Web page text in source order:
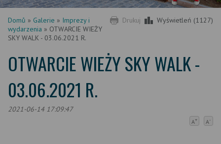
Drukuj Wyświetleń (1127)
Domů » Galerie » Imprezy i
wydarzenia » OTWARCIE WIEŻY
SKY WALK - 03.06.2021 R.
OTWARCIE WIEŻY SKY WALK -
03.06.2021 R.
2021-06-14 17:09:47
A+ A-